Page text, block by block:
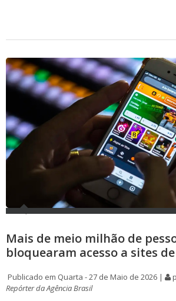
Mais de meio milhão de
bloquearam acesso a sites
Publicado em Quarta - 27 de Maio de 2026 |
Repórter da Agência Brasil